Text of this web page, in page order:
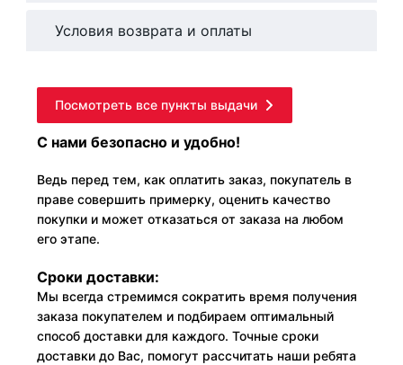
Условия возврата и оплаты
Посмотреть все пункты выдачи
С нами безопасно и удобно!
Ведь перед тем, как оплатить заказ, покупатель в
праве совершить примерку, оценить качество
покупки и может отказаться от заказа на любом
его этапе.
Сроки доставки:
Мы всегда стремимся сократить время получения
заказа покупателем и подбираем оптимальный
способ доставки для каждого. Точные сроки
доставки до Вас, помогут рассчитать наши ребята